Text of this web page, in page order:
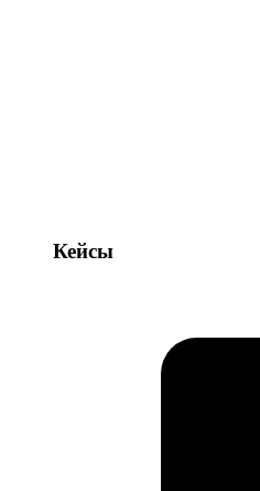
Кейсы
Кейсы